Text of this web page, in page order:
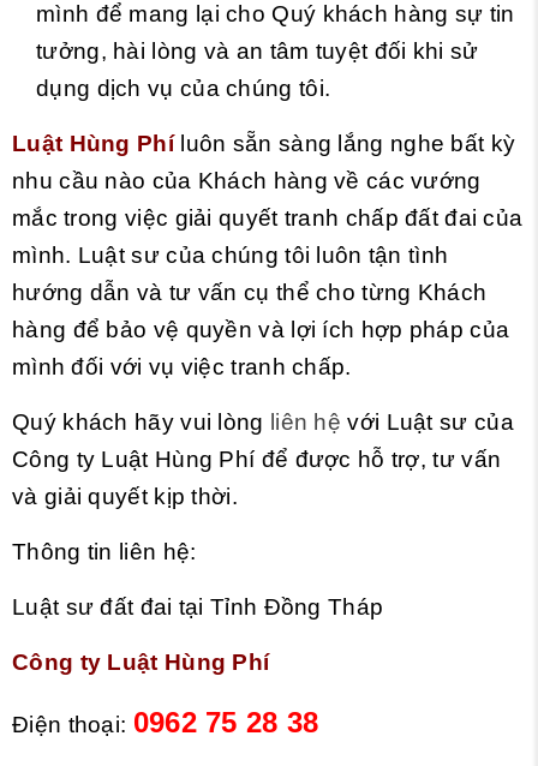
mình để mang lại cho Quý khách hàng sự tin
tưởng, hài lòng và an tâm tuyệt đối khi sử
dụng dịch vụ của chúng tôi.
Luật Hùng Phí luôn sẵn sàng lắng nghe bất kỳ
nhu cầu nào của Khách hàng về các vướng
mắc trong việc giải quyết tranh chấp đất đai của
mình. Luật sư của chúng tôi luôn tận tình
hướng dẫn và tư vấn cụ thể cho từng Khách
hàng để bảo vệ quyền và lợi ích hợp pháp của
mình đối với vụ việc tranh chấp.
Quý khách hãy vui lòng liên hệ với Luật sư của
Công ty Luật Hùng Phí để được hỗ trợ, tư vấn
và giải quyết kịp thời.
Thông tin liên hệ:
Luật sư đất đai tại Tỉnh Đồng Tháp
Công ty Luật Hùng Phí
Điện thoại: 0962 75 28 38